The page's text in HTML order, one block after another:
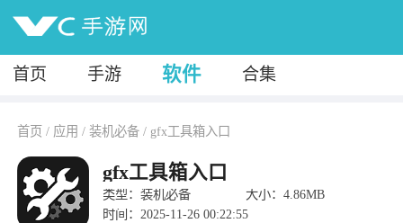
首页 手游 软件 合集
首页 / 应用 /装机必备 / gfx工具箱入口
gfx工具箱入口
类型：装机必备
大小：4.86MB
时间：2025-11-26 00:22:55